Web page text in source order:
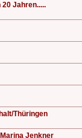
Jahren.....
Thüringen
Jenkner